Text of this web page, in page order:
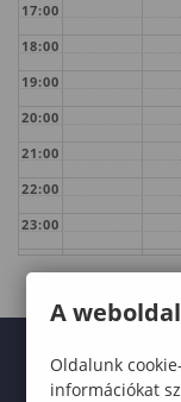
17:00
18:00
19:00
20:00
21:00
22:00
23:00
A
Oldalunk
információkat